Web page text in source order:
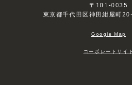
〒101-0035
東京都千代田区神田紺屋町
Google Map
コーポレートサイト